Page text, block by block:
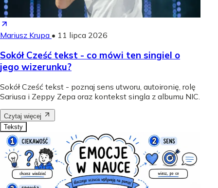
Mariusz Krupa • 11 lipca 2026
Sokół Cześć tekst - co mówi ten singiel o
jego wizerunku?
Sokół Cześć tekst - poznaj sens utworu, autoironię, rolę
Sariusa i Zeppy Zepa oraz kontekst singla z albumu NIC.
Czytaj więcej
Teksty